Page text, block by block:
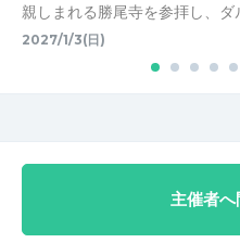
親しまれる勝尾寺を参拝し、
2027/1/3(日)
主催者